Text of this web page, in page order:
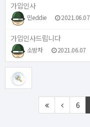
가입인사
민eddie 2021.06.07
가입인사드립니다
소방차 2021.06.07
6